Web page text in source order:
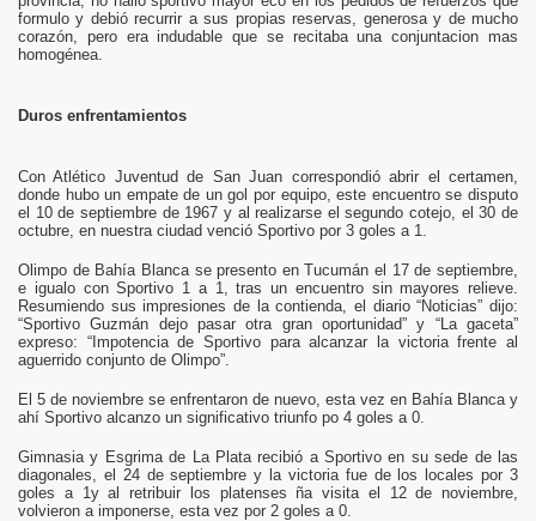
formulo y debió recurrir a sus propias reservas, generosa y de mucho
corazón, pero era indudable que se recitaba una conjuntacion mas
homogénea.
Duros enfrentamientos
Con Atlético Juventud de San Juan correspondió abrir el certamen,
donde hubo un empate de un gol por equipo, este encuentro se disputo
el 10 de septiembre de 1967 y al realizarse el segundo cotejo, el 30 de
octubre, en nuestra ciudad venció Sportivo por 3 goles a 1.
Olimpo de Bahía Blanca se presento en Tucumán el 17 de septiembre,
e igualo con Sportivo 1 a 1, tras un encuentro sin mayores relieve.
Resumiendo sus impresiones de la contienda, el diario “Noticias” dijo:
“Sportivo Guzmán dejo pasar otra gran oportunidad” y “La gaceta”
expreso: “Impotencia de Sportivo para alcanzar la victoria frente al
aguerrido conjunto de Olimpo”.
El 5 de noviembre se enfrentaron de nuevo, esta vez en Bahía Blanca y
ahí Sportivo alcanzo un significativo triunfo po 4 goles a 0.
Gimnasia y Esgrima de La Plata recibió a Sportivo en su sede de las
diagonales, el 24 de septiembre y la victoria fue de los locales por 3
goles a 1y al retribuir los platenses ña visita el 12 de noviembre,
volvieron a imponerse, esta vez por 2 goles a 0.